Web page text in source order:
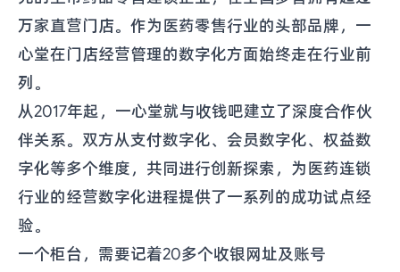
万家直营门店。作为医药零售行业的头部品牌，一
心堂在门店经营管理的数字化方面始终走在行业前
列。
从2017年起，一心堂就与收钱吧建立了深度合作伙
伴关系。双方从支付数字化、会员数字化、权益数
字化等多个维度，共同进行创新探索，为医药连锁
行业的经营数字化进程提供了一系列的成功试点经
验。
一个柜台，需要记着20多个收银网址及账号